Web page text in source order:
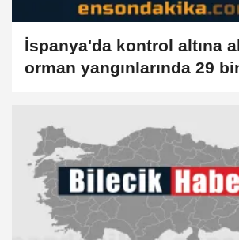
İspanya'da kontrol altına
orman yangınlarında 29
fazla alan kül oldu